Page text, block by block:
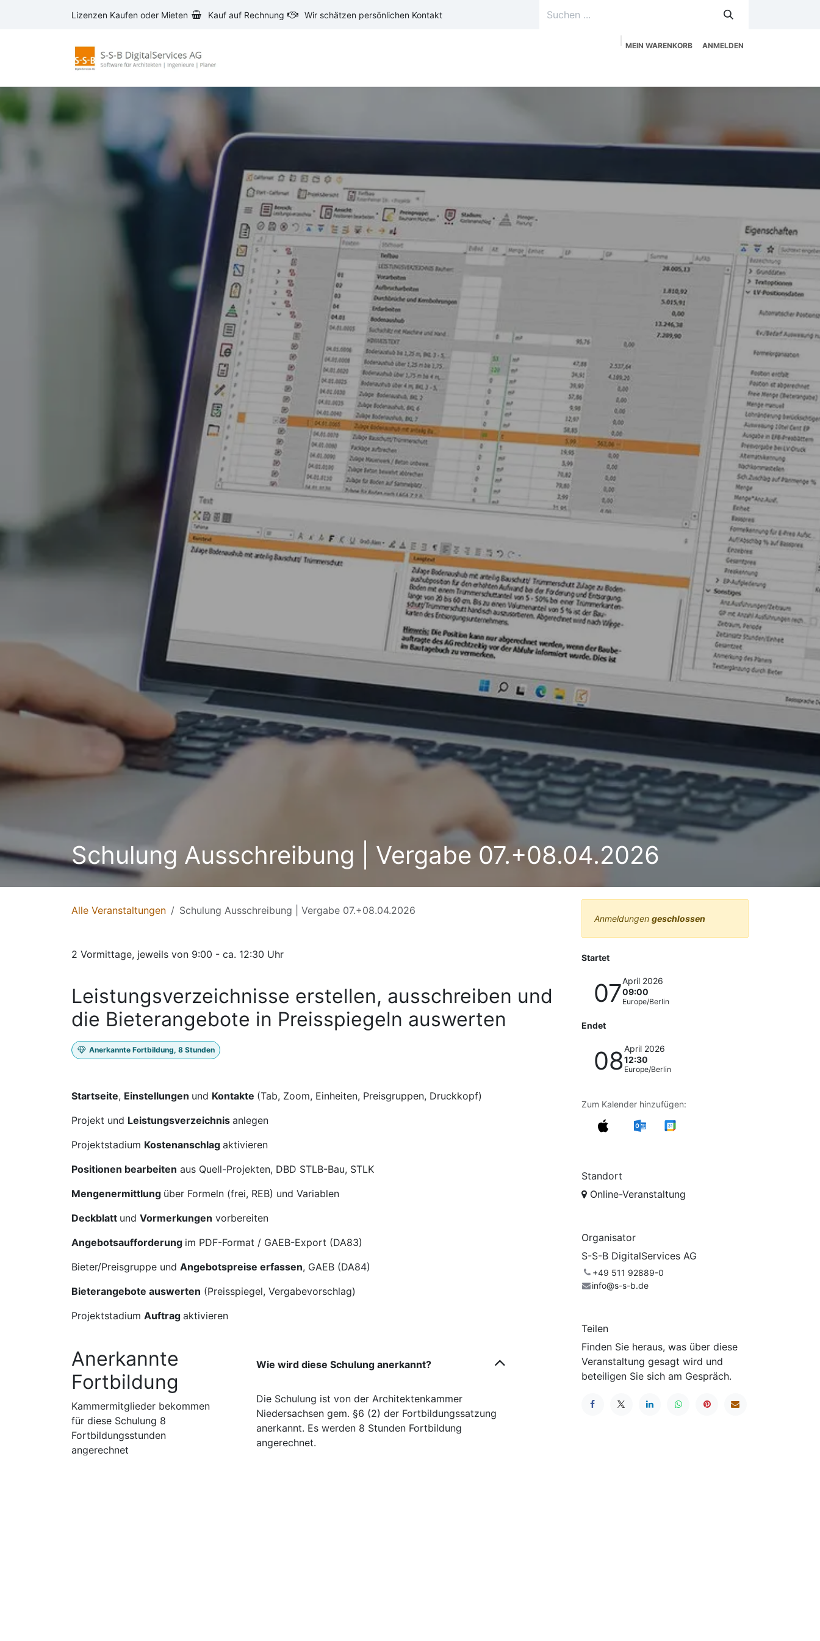
Lizenzen Kaufen oder Mieten Kauf auf Rechnung Wir schätzen persönlichen Kontakt
MEIN WARENKORB ANMELDEN
Schulung Ausschreibung | Vergabe 07.+08.04.2026
Alle Veranstaltungen Schulung Ausschreibung | Vergabe 07.+08.04.2026
2 Vormittage, jeweils von 9:00 - ca. 12:30 Uhr
Leistungsverzeichnisse erstellen, ausschreiben und
die Bieterangebote in Preisspiegeln auswerten
Anerkannte Fortbildung, 8 Stunden
Startseite, Einstellungen und Kontakte (Tab, Zoom, Einheiten, Preisgruppen, Druckkopf)
Projekt und Leistungsverzeichnis anlegen
Projektstadium Kostenanschlag aktivieren
Positionen bearbeiten aus Quell-Projekten, DBD STLB-Bau, STLK
Mengenermittlung über Formeln (frei, REB) und Variablen
Deckblatt und Vormerkungen vorbereiten
Angebotsaufforderung im PDF-Format / GAEB-Export (DA83)
Bieter/Preisgruppe und Angebotspreise erfassen, GAEB (DA84)
Bieterangebote auswerten (Preisspiegel, Vergabevorschlag)
Projektstadium Auftrag aktivieren
Anerkannte
Fortbildung
Kammermitglieder bekommen
für diese Schulung 8
Fortbildungsstunden
angerechnet
Wie wird diese Schulung anerkannt?
Die Schulung ist von der Architektenkammer
Niedersachsen gem. §6 (2) der Fortbildungssatzung
anerkannt. Es werden 8 Stunden Fortbildung
angerechnet.
Anmeldungen geschlossen
Startet
07April 2026
09:00
Europe/Berlin
Endet
08April 2026
12:30
Europe/Berlin
Zum Kalender hinzufügen:
Standort
Online-Veranstaltung
Organisator
S-S-B DigitalServices AG
+49 511 92889-0
info@s-s-b.de
Teilen
Finden Sie heraus, was über diese
Veranstaltung gesagt wird und
beteiligen Sie sich am Gespräch.